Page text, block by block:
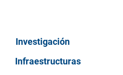
Investigación
Infraestructuras